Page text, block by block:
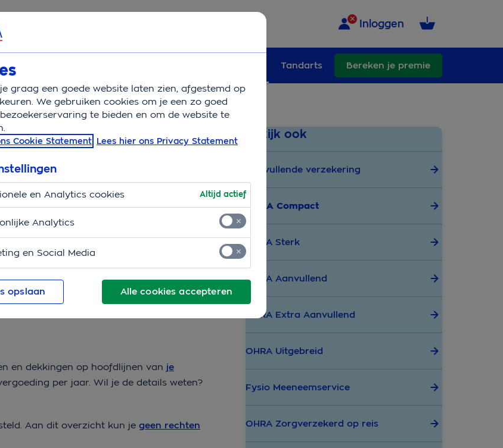
Inloggen
Tandarts Bereken je premie
Compact
wanneer je alleen eenbasisverzekering
enspoedeisende zorg in het
gevolg van een ongeval. Dat geeft een
Ben je al zorgklant?
en dekkingen op hoofdlijnen van je
per jaar. Wil je de details weten?
Aan dit overzicht kun je geen rechten
Bekijk ook
Aanvullende verzekering
OHRA Compact
OHRA Sterk
OHRA Aanvullend
OHRA Extra Aanvullend
OHRA Uitgebreid
Fysio Meeneemservice
OHRA Zorgverzekerd op reis
graag een goede website laten zien, afgestemd op
We gebruiken cookies om je een zo goed
te bieden en om de website te
Cookie Statement Lees hier ons Privacy Statement
Alle cookies accepteren
en Analytics cookies Altijd actief
Analytics
en Social Media
opslaan